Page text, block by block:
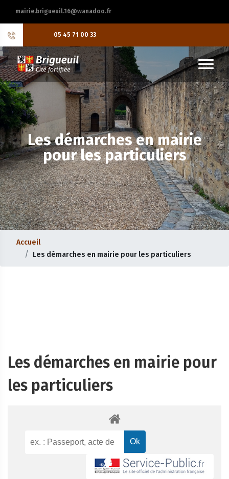
mairie.brigueuil.16@wanadoo.fr
05 45 71 00 33
Les démarches en mairie
pour les particuliers
Accueil
Les démarches en mairie pour les particuliers
Les démarches en mairie pour
les particuliers